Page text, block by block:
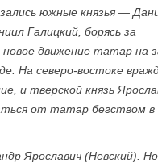
южные князья —
Галицкий, борясь за
новое движение татар на
На северо-востоке
и тверской князь
от татар бегством
Яро­славич (Невский).